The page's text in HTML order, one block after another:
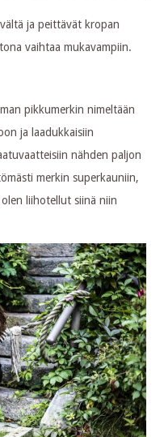
ja peittävät kropan
vaihtaa mukavampiin.
pikkumerkin nimeltään
ja laadukkaisiin
nähden paljon
merkin superkauniin,
liihotellut siinä niin